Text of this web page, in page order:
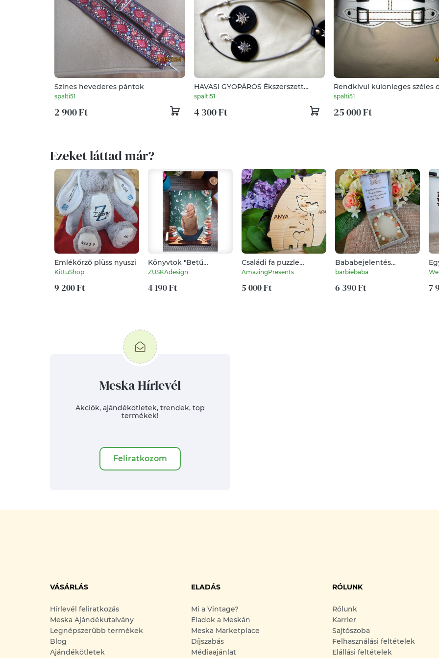
Színes hevederes pántok
spalti51
2 900 Ft
HAVASI GYOPÁROS Ékszerszett
bőrből
spalti51
4 300 Ft
Rendkívül különleges széles
spalti51
25 000 Ft
Ezeket láttad már?
Emlékőrző plüss nyuszi
KittuShop
9 200 Ft
Könyvtok "Betű
kavalkád" vízhatlan
ZUSKAdesign
4 190 Ft
Családi fa puzzle
medvés
AmazingPresents
5 000 Ft
Bababejelentés
nagymama leszel nude
barbiebaba
6 390 Ft 7
Meska Hírlevél
Akciók, ajándékötletek, trendek, top
termékek!
Feliratkozom
VÁSÁRLÁS
Hírlevél feliratkozás
Meska Ajándékutalvány
Legnépszerűbb termékek
Blog
Ajándékötletek
ELADÁS
Mi a Vintage?
Eladok a Meskán
Meska Marketplace
Díjszabás
Médiaajánlat
RÓLUNK
Rólunk
Karrier
Sajtószoba
Felhasználási feltételek
Elállási feltételek